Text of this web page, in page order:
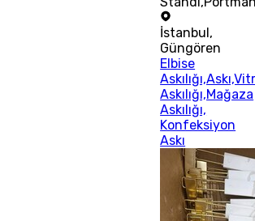
İstanbul,
Güngören
Elbise
Askılığı,Mağaza
Askılığı,
Konfeksiyon
Askı